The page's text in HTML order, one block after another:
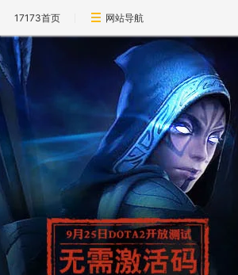
17173首页 网站导航